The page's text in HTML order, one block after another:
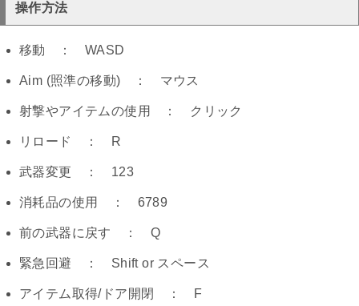
操作方法
移動 ： WASD
Aim (照準の移動) ： マウス
射撃やアイテムの使用 ： クリック
リロード ： R
武器変更 ： 123
消耗品の使用 ： 6789
前の武器に戻す ： Q
緊急回避 ： Shift or スペース
アイテム取得/ドア開閉 ： F